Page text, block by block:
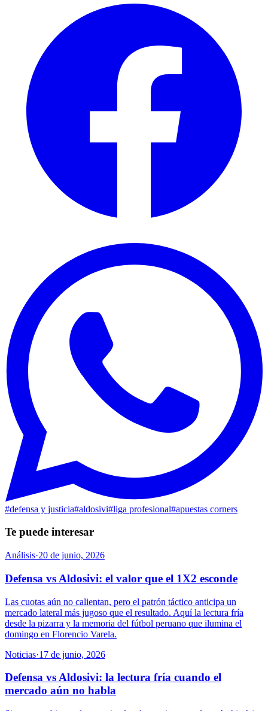
#defensa y justicia#aldosivi#liga profesional#apuestas corners
Te puede interesar
Análisis·20 de junio, 2026
Defensa vs Aldosivi: el valor que el 1X2 esconde
Las cuotas aún no calientan, pero el patrón táctico anticipa un
mercado lateral más jugoso que el resultado. Aquí la lectura fría
desde la pizarra y la memoria del fútbol peruano que ilumina el
domingo en Florencio Varela.
Noticias·17 de junio, 2026
Defensa vs Aldosivi: la lectura fría cuando el
mercado aún no habla